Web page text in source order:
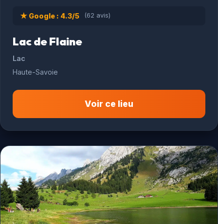
★ Google : 4.3/5 (62 avis)
Lac de Flaine
Lac
Haute-Savoie
Voir ce lieu